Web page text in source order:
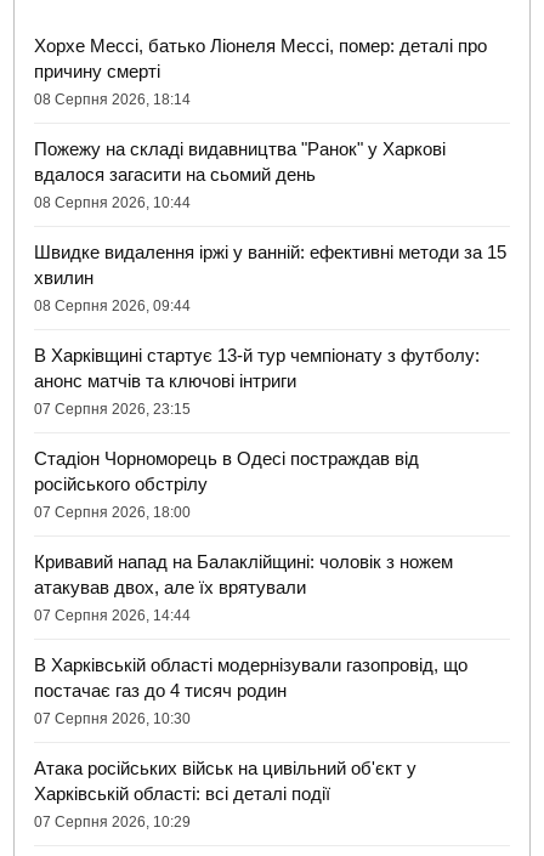
Хорхе Мессі, батько Ліонеля Мессі, помер: деталі про
причину смерті
08 Серпня 2026, 18:14
Пожежу на складі видавництва "Ранок" у Харкові
вдалося загасити на сьомий день
08 Серпня 2026, 10:44
Швидке видалення іржі у ванній: ефективні методи за 15
хвилин
08 Серпня 2026, 09:44
В Харківщині стартує 13-й тур чемпіонату з футболу:
анонс матчів та ключові інтриги
07 Серпня 2026, 23:15
Стадіон Чорноморець в Одесі постраждав від
російського обстрілу
07 Серпня 2026, 18:00
Кривавий напад на Балаклійщині: чоловік з ножем
атакував двох, але їх врятували
07 Серпня 2026, 14:44
В Харківській області модернізували газопровід, що
постачає газ до 4 тисяч родин
07 Серпня 2026, 10:30
Атака російських військ на цивільний об'єкт у
Харківській області: всі деталі події
07 Серпня 2026, 10:29